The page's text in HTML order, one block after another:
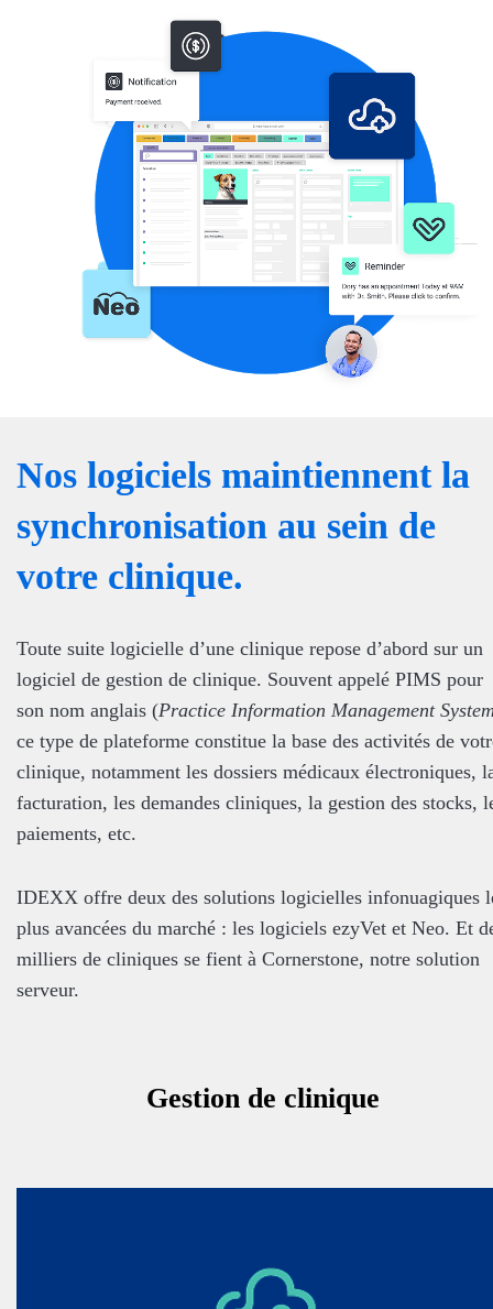
Nos logiciels maintiennent la
synchronisation au sein de
votre clinique.
Toute suite logicielle d’une clinique repose d’abord sur un
logiciel de gestion de clinique. Souvent appelé PIMS pour
son nom anglais (Practice Information Management
ce type de plateforme constitue la base des activités de
clinique, notamment les dossiers médicaux électroniques,
facturation, les demandes cliniques, la gestion des stocks,
paiements, etc.
IDEXX offre deux des solutions logicielles infonuagiques
plus avancées du marché : les logiciels ezyVet et Neo. Et
milliers de cliniques se fient à Cornerstone, notre solution
serveur.
Gestion de clinique